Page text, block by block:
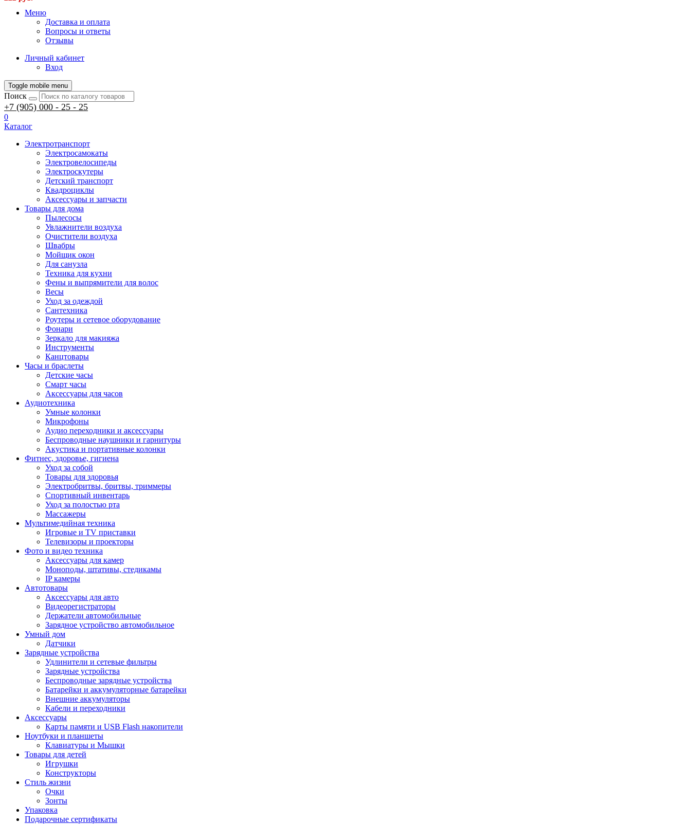
Меню
Доставка и оплата
Вопросы и ответы
Отзывы
Личный кабинет
Вход
Toggle mobile menu
Поиск
+7 (905) 000 - 25 - 25
0
Каталог
Электротранспорт
Электросамокаты
Электровелосипеды
Электроскутеры
Детский транспорт
Квадроциклы
Аксессуары и запчасти
Товары для дома
Пылесосы
Увлажнители воздуха
Очистители воздуха
Швабры
Мойщик окон
Для санузла
Техника для кухни
Фены и выпрямители для волос
Весы
Уход за одеждой
Сантехника
Роутеры и сетевое оборудование
Фонари
Зеркало для макияжа
Инструменты
Канцтовары
Часы и браслеты
Детские часы
Смарт часы
Аксессуары для часов
Аудиотехника
Умные колонки
Микрофоны
Аудио переходники и аксессуары
Беспроводные наушники и гарнитуры
Акустика и портативные колонки
Фитнес, здоровье, гигиена
Уход за собой
Товары для здоровья
Электробритвы, бритвы, триммеры
Спортивный инвентарь
Уход за полостью рта
Массажеры
Мультимедийная техника
Игровые и TV приставки
Телевизоры и проекторы
Фото и видео техника
Аксессуары для камер
Моноподы, штативы, стедикамы
IP камеры
Автотовары
Аксессуары для авто
Видеорегистраторы
Держатели автомобильные
Зарядное устройство автомобильное
Умный дом
Датчики
Зарядные устройства
Удлинители и сетевые фильтры
Зарядные устройства
Беспроводные зарядные устройства
Батарейки и аккумуляторные батарейки
Внешние аккумуляторы
Кабели и переходники
Аксессуары
Карты памяти и USB Flash накопители
Ноутбуки и планшеты
Клавиатуры и Мышки
Товары для детей
Игрушки
Конструкторы
Стиль жизни
Очки
Зонты
Упаковка
Подарочные сертификаты